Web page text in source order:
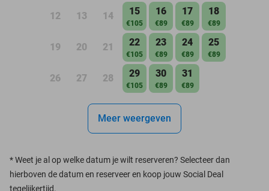
12 13 14 15
€105
16
€89
17
€89
18
€89
19 20 21 22
€105
23
€89
24
€89
25
€89
26 27 28 29
€105
30
€89
31
€89
Meer weergeven
*Weet je al op welke datum je wilt reserveren? Selecteer dan
hierboven de datum en reserveer en koop jouw Social Deal
tegelijkertijd.